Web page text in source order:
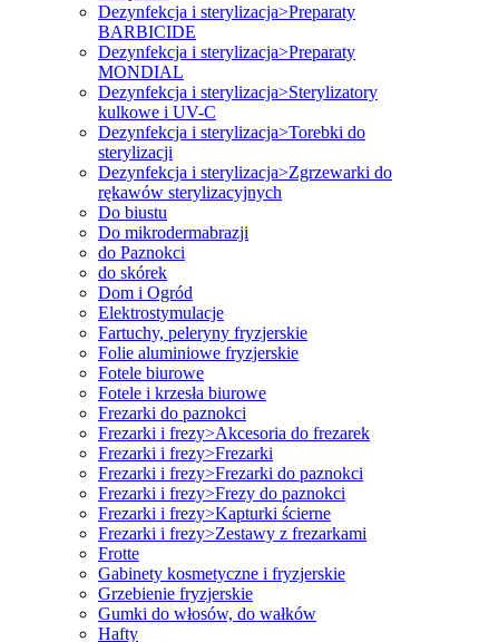
Dezynfekcja i sterylizacja>Preparaty
BARBICIDE
Dezynfekcja i sterylizacja>Preparaty
MONDIAL
Dezynfekcja i sterylizacja>Sterylizatory
kulkowe i UV-C
Dezynfekcja i sterylizacja>Torebki do
sterylizacji
Dezynfekcja i sterylizacja>Zgrzewarki do
rękawów sterylizacyjnych
Do biustu
Do mikrodermabrazji
do Paznokci
do skórek
Dom i Ogród
Elektrostymulacje
Fartuchy, peleryny fryzjerskie
Folie aluminiowe fryzjerskie
Fotele biurowe
Fotele i krzesła biurowe
Frezarki do paznokci
Frezarki i frezy>Akcesoria do frezarek
Frezarki i frezy>Frezarki
Frezarki i frezy>Frezarki do paznokci
Frezarki i frezy>Frezy do paznokci
Frezarki i frezy>Kapturki ścierne
Frezarki i frezy>Zestawy z frezarkami
Frotte
Gabinety kosmetyczne i fryzjerskie
Grzebienie fryzjerskie
Gumki do włosów, do wałków
Hafty